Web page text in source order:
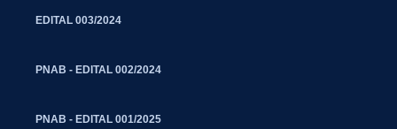
EDITAL 003/2024
PNAB - EDITAL 002/2024
PNAB - EDITAL 001/2025